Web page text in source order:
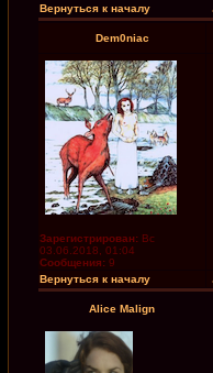
Вернуться к началу
Dem0niac
Зарегистрирован: Вс
03.06.2018, 01:04
Сообщения: 9
Вернуться к началу
Alice Malign